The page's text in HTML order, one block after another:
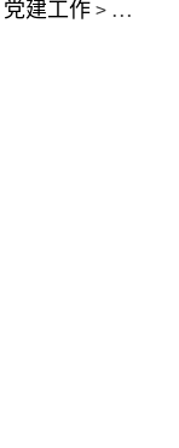
党建工作> 相关